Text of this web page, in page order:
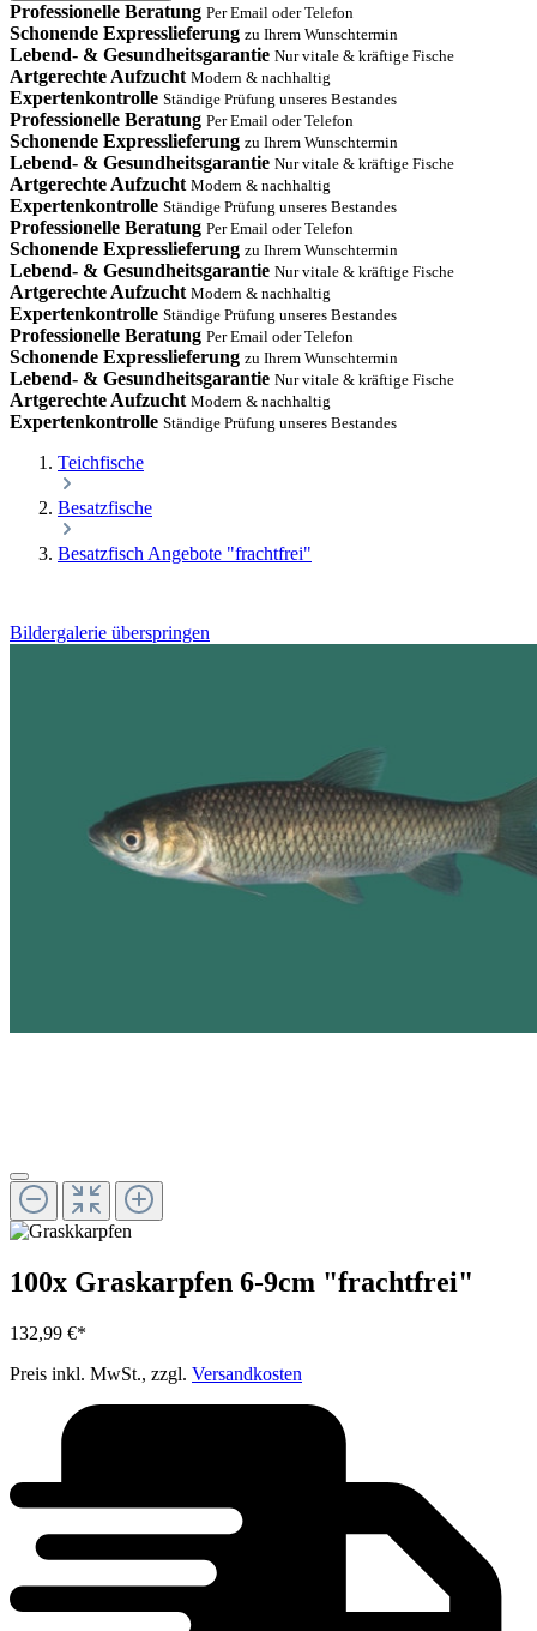
Professionelle Beratung Per Email oder Telefon
Schonende Expresslieferung zu Ihrem Wunschtermin
Lebend- & Gesundheitsgarantie Nur vitale & kräftige Fische
Artgerechte Aufzucht Modern & nachhaltig
Expertenkontrolle Ständige Prüfung unseres Bestandes
Professionelle Beratung Per Email oder Telefon
Schonende Expresslieferung zu Ihrem Wunschtermin
Lebend- & Gesundheitsgarantie Nur vitale & kräftige Fische
Artgerechte Aufzucht Modern & nachhaltig
Expertenkontrolle Ständige Prüfung unseres Bestandes
Professionelle Beratung Per Email oder Telefon
Schonende Expresslieferung zu Ihrem Wunschtermin
Lebend- & Gesundheitsgarantie Nur vitale & kräftige Fische
Artgerechte Aufzucht Modern & nachhaltig
Expertenkontrolle Ständige Prüfung unseres Bestandes
Professionelle Beratung Per Email oder Telefon
Schonende Expresslieferung zu Ihrem Wunschtermin
Lebend- & Gesundheitsgarantie Nur vitale & kräftige Fische
Artgerechte Aufzucht Modern & nachhaltig
Expertenkontrolle Ständige Prüfung unseres Bestandes
Teichfische
Besatzfische
Besatzfisch Angebote "frachtfrei"
Bildergalerie überspringen
100x Graskarpfen 6-9cm "frachtfrei"
132,99 €*
Preis inkl. MwSt., zzgl. Versandkosten